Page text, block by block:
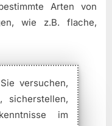
Arten von
wie z.B. flache,
versuchen,
sicherstellen,
im